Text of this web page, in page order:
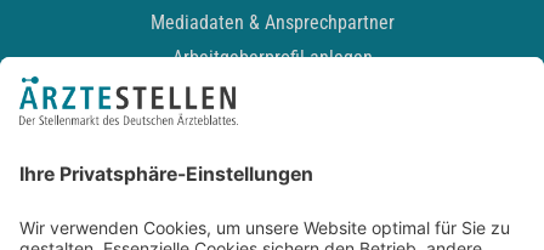
Mediadaten & Ansprechpartner
Arbeitgeberprofil anlegen
Recruiting-Podcast
Kontakt